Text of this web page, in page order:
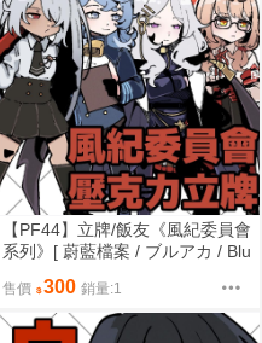
【PF44】立牌/飯友《風紀委員會
系列》[ 蔚藍檔案 / ブルアカ / Blu
筑波 / 空崎陽奈 / 天雨亞子 / 風紀
委員會 ]
售價 300 銷量:1